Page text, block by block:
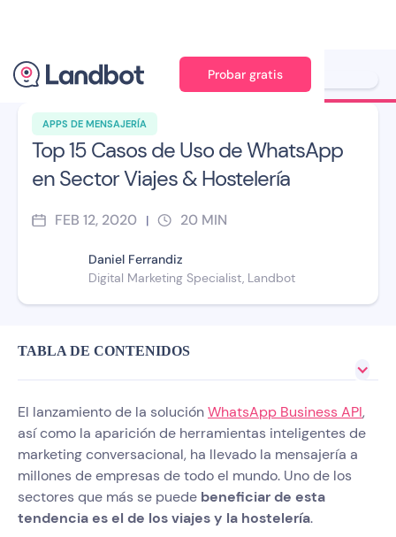
Probar gratis
APPS DE MENSAJERÍA
Top 15 Casos de Uso de WhatsApp
en Sector Viajes & Hostelería
FEB 12, 2020 | 20 MIN
Daniel Ferrandiz
Digital Marketing Specialist, Landbot
Ilustración: Jana Pérez
TABLA DE CONTENIDOS
El lanzamiento de la soluciónWhatsApp Business API,
así como la aparición de herramientas inteligentes de
marketing conversacional, ha llevado la mensajería a
millones de empresas de todo el mundo. Uno de los
sectores que más se puede beneficiar de esta
tendencia es el de los viajes y la hostelería.